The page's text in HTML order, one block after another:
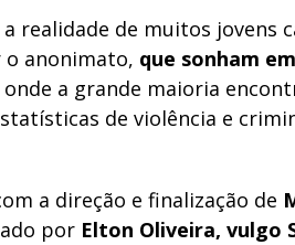
realidade de muitos jovens
o anonimato, que sonham
onde a grande maioria
de violência e
a direção e finalização de
por Elton Oliveira, vulgo